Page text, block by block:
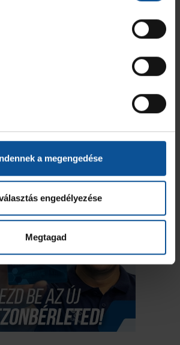
a megengedése
engedélyezése
Megtagad
a hazai csapat.
itt nézhető meg:
lesz az ellenfelünk a Bajnokok